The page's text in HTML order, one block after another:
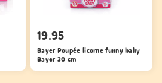
19.95
Bayer Poupée licorne funny baby
Bayer 30 cm